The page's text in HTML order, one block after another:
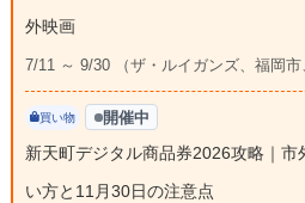
外映画
7/11 ～ 9/30 （ザ・ルイガンズ、福岡市
買い物 開催中
新天町デジタル商品券2026攻略｜
い方と11月30日の注意点